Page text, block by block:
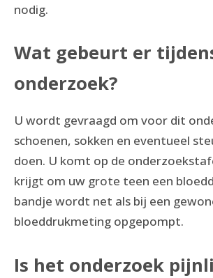
nodig.
Wat gebeurt er
onderzoek?
U wordt gevraagd om voor dit
schoenen, sokken en eventueel
doen. U komt op de
krijgt om uw grote teen een
bandje wordt net als bij een
bloeddrukmeting opgepompt.
Is het onderzoek